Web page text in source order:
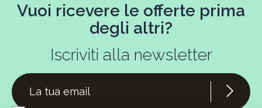
Vuoi ricevere le offerte prima
degli altri?
Iscriviti alla newsletter